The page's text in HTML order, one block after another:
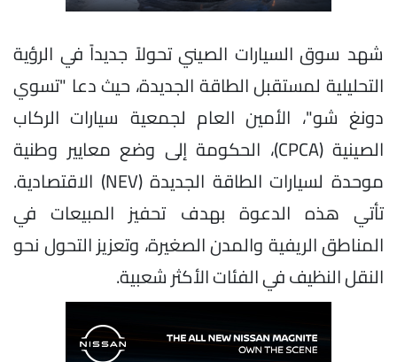
شهد سوق السيارات الصيني تحولاً جديداً في الرؤية
التحليلية لمستقبل الطاقة الجديدة، حيث دعا "تسوي
دونغ شو"، الأمين العام لجمعية سيارات الركاب
الصينية (CPCA)، الحكومة إلى وضع معايير وطنية
موحدة لسيارات الطاقة الجديدة (NEV) الاقتصادية.
تأتي هذه الدعوة بهدف تحفيز المبيعات في
المناطق الريفية والمدن الصغيرة، وتعزيز التحول نحو
النقل النظيف في الفئات الأكثر شعبية.